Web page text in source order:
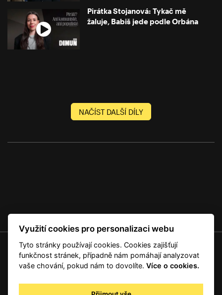
Pirátka Stojanová: Tykač mě
žaluje, Babiš jede podle Orbána
NAČÍST DALŠÍ DÍLY
© 2001 — 2026 Copyright CMI News a dodavatelé obsahu. |
Autorská práva
Využití cookies pro personalizaci webu
Tyto stránky používají cookies. Cookies zajišťují
funkčnost stránek, případně nám pomáhají analyzovat
vaše chování, pokud nám to dovolíte.Více o cookies.